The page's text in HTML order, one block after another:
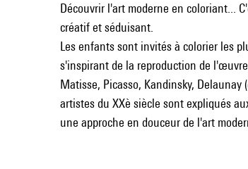
Découvrir l'art moderne en coloriant...
créatif et séduisant.
Les enfants sont invités à colorier les
s'inspirant de la reproduction de
Matisse, Picasso, Kandinsky,
artistes du XXè siècle sont expliqués
une approche en douceur de l'art